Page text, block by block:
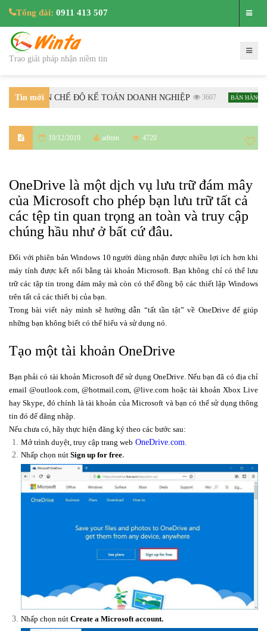
Tổng đài: 0911 413 507
Trao giải pháp nhận niềm tin
Tin mới
DẪN CHẾ ĐỘ KẾ TOÁN DOANH NGHIỆP 3607 BÁN HÀNG Hướng
19/12/2019 admin 4720
OneDrive là một dịch vụ lưu trữ đám mây
của Microsoft cho phép bạn lưu trữ tất cả
các tệp tin quan trọng an toàn và truy cập
chúng hầu như ở bất cứ đâu.
Đối với phiên bản Windows 10 người dùng nhận được nhiều lợi ích hơn khi
máy tính được kết nối bằng tài khoản Microsoft. Bạn không chỉ có thể lưu
trữ các tập tin trong đám mây mà còn có thể đồng bộ các thiết lập Windows
trên tất cả các thiết bị của bạn.
Trong bài viết này mình sẽ hướng dẫn “tất tần tật” về OneDrive để giúp
những bạn không biết có thể hiểu và sử dụng nó.
Tạo một tài khoản OneDrive
Bạn phải có tài khoản Microsoft để sử dụng OneDrive. Nếu bạn đã có địa chỉ
email @outlook.com, @hotmail.com, @live.com hoặc tài khoản Xbox Live
hay Skype, đó chính là tài khoản của Microsoft và bạn có thể sử dụng thông
tin đó để đăng nhập.
Nếu chưa có, hãy thực hiện đăng ký theo các bước sau:
Mở trình duyệt, truy cập trang web OneDrive.com
Nhấp chọn nút Sign up for free.
Nhấp chọn nút Create a Microsoft account.